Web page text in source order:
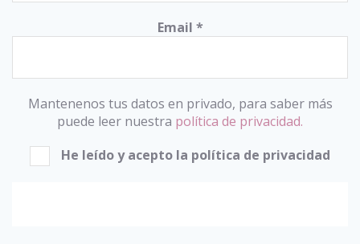
Email *
Mantenenos tus datos en privado, para saber más
puede leer nuestra política de privacidad.
He leído y acepto la política de privacidad